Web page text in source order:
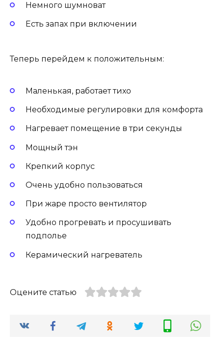
Немного шумноват
Есть запах при включении
Теперь перейдем к положительным:
Маленькая, работает тихо
Необходимые регулировки для комфорта
Нагревает помещение в три секунды
Мощный тэн
Крепкий корпус
Очень удобно пользоваться
При жаре просто вентилятор
Удобно прогревать и просушивать
подполье
Керамический нагреватель
Оцените статью